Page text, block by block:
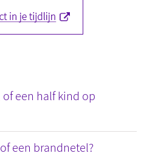
of een half kind op
een brandnetel?